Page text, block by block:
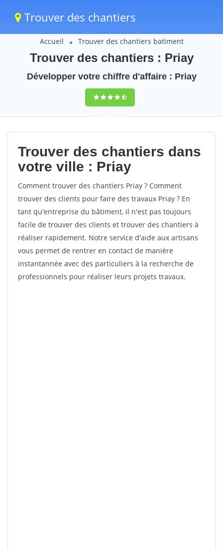
Trouver des chantiers
Accueil Trouver des chantiers batiment
Trouver des chantiers : Priay
Développer votre chiffre d'affaire : Priay
9,5(100%)35
votes
Trouver des chantiers dans
votre ville : Priay
Comment trouver des chantiers Priay ? Comment
trouver des clients pour faire des travaux Priay ? En
tant qu'entreprise du bâtiment, il n'est pas toujours
facile de trouver des clients et trouver des chantiers à
réaliser rapidement. Notre service d'aide aux artisans
vous permet de rentrer en contact de manière
instantannée avec des particuliers à la recherche de
professionnels pour réaliser leurs projets travaux.